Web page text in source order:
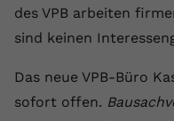
des VPB arbeiten
sind keinen
Das neue VPB-Büro
sofort offen.
yt-